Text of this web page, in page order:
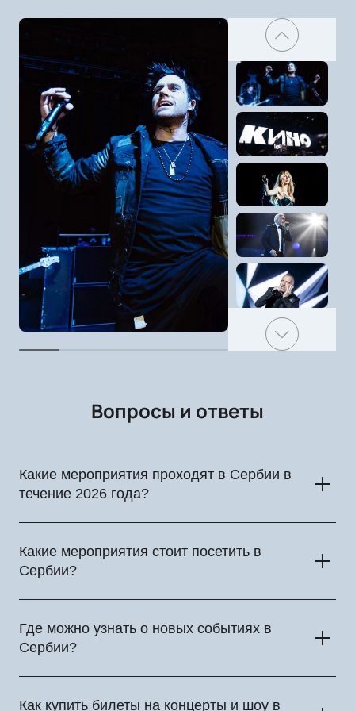
Вопросы и ответы
Какие мероприятия проходят в Сербии в
течение 2026 года?
концерты, фестивали, театральные постановки,
спортивные турниры и городские культурные события в
разных форматах.
Какие мероприятия стоит посетить в
Сербии?
и региональных исполнителей, музыкальные фестивали,
театральные постановки, спортивные соревнования и
другие культурные события.
Где можно узнать о новых событиях в
Сербии?
мероприятиями. После объявления организаторами
Как купить билеты на концерты и шоу в